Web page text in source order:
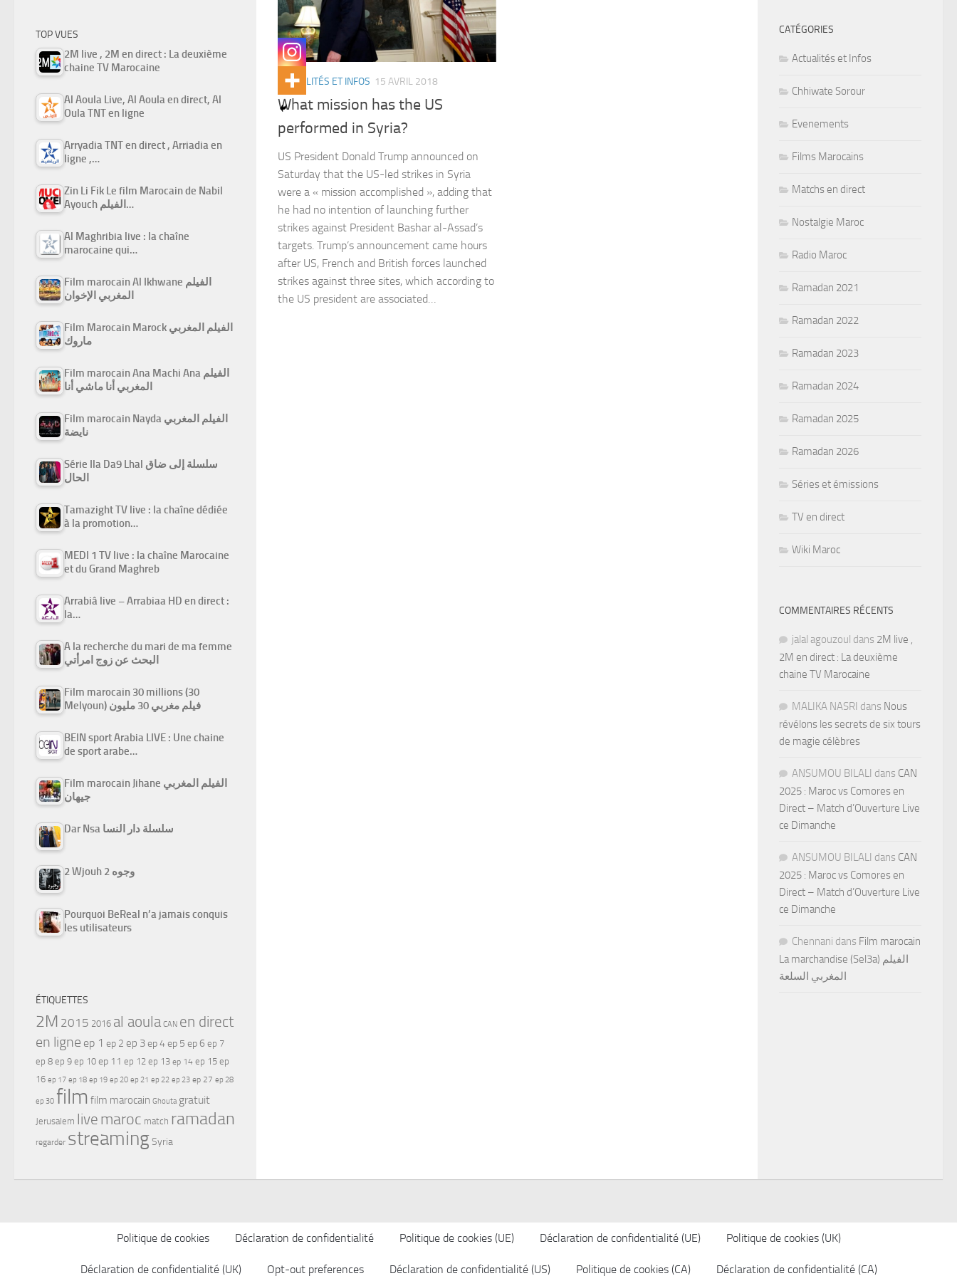
ACTUALITÉS ET INFOS 15 AVRIL 2018
What mission has the US
performed in Syria?
US President Donald Trump announced on
Saturday that the US-led strikes in Syria
were a « mission accomplished », adding that
he had no intention of launching further
strikes against President Bashar al-Assad’s
targets. Trump’s announcement came hours
after US, French and British forces launched
strikes against three sites, which according to
the US president are associated…
TOP VUES
2M live , 2M en direct : La deuxième
chaine TV Marocaine
Al Aoula Live, Al Aoula en direct, Al
Oula TNT en ligne
Arryadia TNT en direct , Arriadia en
ligne ,…
Zin Li Fik Le film Marocain de Nabil
Ayouch الفيلم…
Al Maghribia live : la chaîne
marocaine qui…
Film marocain Al Ikhwane الفيلم
المغربي الإخوان
Film Marocain Marock الفيلم المغربي
ماروك
Film marocain Ana Machi Ana الفيلم
المغربي أنا ماشي أنا
Film marocain Nayda الفيلم المغربي
نايضة
Série Ila Da9 Lhal سلسلة إلى ضاق
الحال
Tamazight TV live : la chaîne dédiée
à la promotion…
MEDI 1 TV live : la chaîne Marocaine
et du Grand Maghreb
Arrabiâ live – Arrabiaa HD en direct :
la…
A la recherche du mari de ma femme
البحث عن زوج امرأتي
Film marocain 30 millions (30
Melyoun) فيلم مغربي 30 مليون
BEIN sport Arabia LIVE : Une chaine
de sport arabe…
Film marocain Jihane الفيلم المغربي
جيهان
Dar Nsa سلسلة دار النسا
2 Wjouh 2 وجوه
Pourquoi BeReal n’a jamais conquis
les utilisateurs
ÉTIQUETTES
2M 2015 2016 al aoula CAN en direct
en ligne ep 1 ep 2 ep 3ep 4ep 5 ep 6 ep 7
ep 8 ep 9 ep 10 ep 11 ep 12 ep 13 ep 14 ep 15 ep
16 ep 17 ep 18 ep 19 ep 20 ep 21 ep 22 ep 23 ep 27 ep 28
ep 30 film film marocain Ghouta gratuit
Jerusalem live maroc match ramadan
regarder streamingSyria
CATÉGORIES
Actualités et Infos
Chhiwate Sorour
Evenements
Films Marocains
Matchs en direct
Nostalgie Maroc
Radio Maroc
Ramadan 2021
Ramadan 2022
Ramadan 2023
Ramadan 2024
Ramadan 2025
Ramadan 2026
Séries et émissions
TV en direct
Wiki Maroc
COMMENTAIRES RÉCENTS
jalal agouzoul dans 2M live ,
2M en direct : La deuxième
chaine TV Marocaine
MALIKA NASRI dans Nous
révélons les secrets de six tours
de magie célèbres
ANSUMOU BILALI dans CAN
2025 : Maroc vs Comores en
Direct – Match d’Ouverture Live
ce Dimanche
ANSUMOU BILALI dans CAN
2025 : Maroc vs Comores en
Direct – Match d’Ouverture Live
ce Dimanche
Chennani dans Film marocain
La marchandise (Sel3a) الفيلم
المغربي السلعة
Politique de cookies Déclaration de confidentialité Politique de cookies (UE) Déclaration de confidentialité (UE) Politique de cookies (UK)
Déclaration de confidentialité (UK) Opt-out preferences Déclaration de confidentialité (US) Politique de cookies (CA) Déclaration de confidentialité (CA)